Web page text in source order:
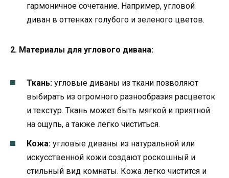
гармоничное сочетание. Например, угловой
диван в оттенках голубого и зеленого цветов.
2. Материалы для углового дивана:
Ткань: угловые диваны из ткани позволяют
выбирать из огромного разнообразия расцветок
и текстур. Ткань может быть мягкой и приятной
на ощупь, а также легко чиститься.
Кожа: угловые диваны из натуральной или
искусственной кожи создают роскошный и
стильный вид комнаты. Кожа легко чистится и